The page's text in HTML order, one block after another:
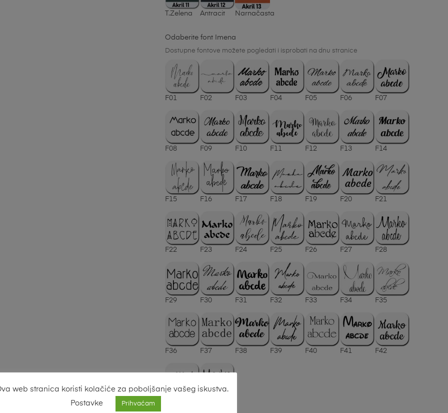
T.Zelena Antracit Narnačasta
Odaberite font Imena
Dostupne fontove možete pogledati i isprobati na dnu stranice
F01 F02 F03 F04 F05 F06 F07
F08 F09 F10 F11 F12 F13 F14
F15 F16 F17 F18 F19 F20 F21
F22 F23 F24 F25 F26 F27 F28
F29 F30 F31 F32 F33 F34 F35
F36 F37 F38 F39 F40 F41 F42
web stranica koristi kolačiće za poboljšanje vašeg iskustva.
Postavke
Prihvaćam